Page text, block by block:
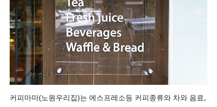
커피마마(노원우리집)는 에스프레소등 커피종류와 차와 음료,